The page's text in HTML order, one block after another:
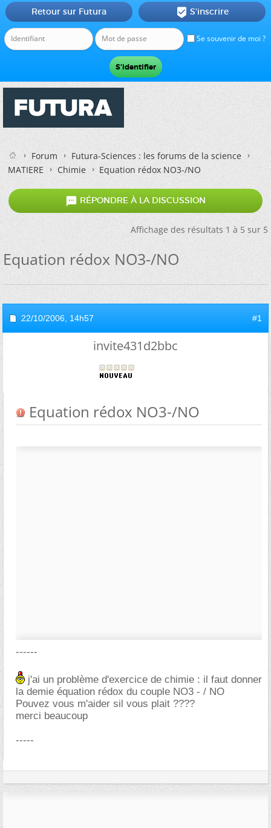
Se souvenir de moi ?
Retour sur Futura  S'inscrire
Forum
Futura-Sciences : les forums de la science
MATIERE
Chimie Equation rédox NO3-/NO
 RÉPONDRE À LA DISCUSSION
Affichage des résultats 1 à 5 sur 5
Equation rédox NO3-/NO
22/10/2006, 14h57 #1
invite431d2bbc
Equation rédox NO3-/NO
------
j'ai un problème d'exercice de chimie : il faut donner
la demie équation rédox du couple NO3 - / NO
Pouvez vous m'aider sil vous plait ????
merci beaucoup
-----